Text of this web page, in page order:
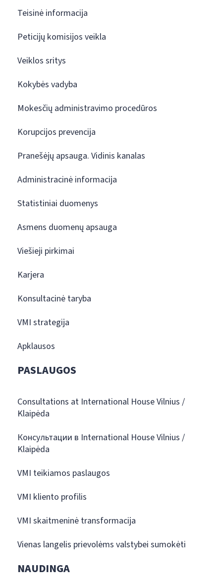
Teisinė informacija
Peticijų komisijos veikla
Veiklos sritys
Kokybės vadyba
Mokesčių administravimo procedūros
Korupcijos prevencija
Pranešėjų apsauga. Vidinis kanalas
Administracinė informacija
Statistiniai duomenys
Asmens duomenų apsauga
Viešieji pirkimai
Karjera
Konsultacinė taryba
VMI strategija
Apklausos
PASLAUGOS
Consultations at International House Vilnius /
Klaipėda
Консультации в International House Vilnius /
Klaipėda
VMI teikiamos paslaugos
VMI kliento profilis
VMI skaitmeninė transformacija
Vienas langelis prievolėms valstybei sumokėti
NAUDINGA